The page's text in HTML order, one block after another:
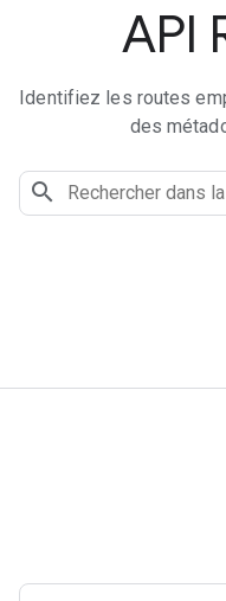
API
Identifiez les routes
des